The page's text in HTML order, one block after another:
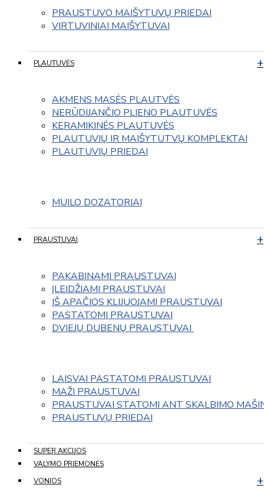
PRAUSTUVO MAIŠYTUVŲ PRIEDAI
VIRTUVINIAI MAIŠYTUVAI
PLAUTUVĖS
AKMENS MASĖS PLAUTVĖS
NERŪDIJANČIO PLIENO PLAUTUVĖS
KERAMIKINĖS PLAUTUVĖS
PLAUTUVIŲ IR MAIŠYTUTVŲ KOMPLEKTAI
PLAUTUVIŲ PRIEDAI
MUILO DOZATORIAI
PRAUSTUVAI
PAKABINAMI PRAUSTUVAI
ĮLEIDŽIAMI PRAUSTUVAI
IŠ APAČIOS KLIJUOJAMI PRAUSTUVAI
PASTATOMI PRAUSTUVAI
DVIEJŲ DUBENŲ PRAUSTUVAI
LAISVAI PASTATOMI PRAUSTUVAI
MAŽI PRAUSTUVAI
PRAUSTUVAI STATOMI ANT SKALBIMO
PRAUSTUVŲ PRIEDAI
SUPER AKCIJOS
VALYMO PRIEMONĖS
VONIOS